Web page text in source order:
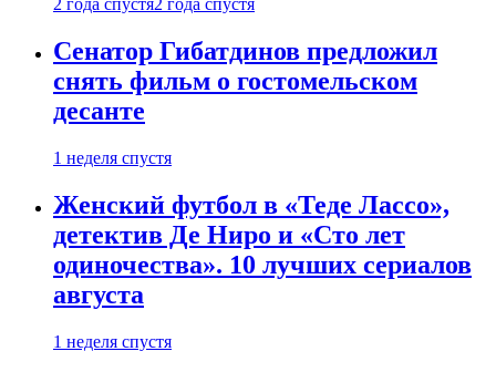
2 года спустя2 года спустя
Сенатор Гибатдинов предложил
снять фильм о гостомельском
десанте
1 неделя спустя
Женский футбол в «Теде Лассо»,
детектив Де Ниро и «Сто лет
одиночества». 10 лучших сериалов
августа
1 неделя спустя